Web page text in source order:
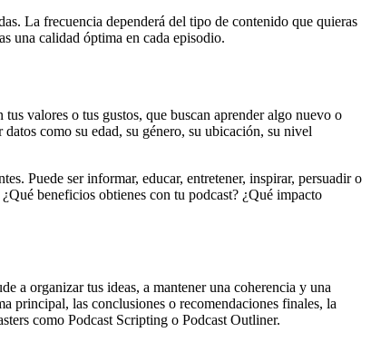
La frecuencia dependerá del tipo de contenido que quieras
una calidad óptima en cada episodio.
valores o tus gustos, que buscan aprender algo nuevo o
como su edad, su género, su ubicación, su nivel
Puede ser informar, educar, entretener, inspirar, persuadir o
beneficios obtienes con tu podcast? ¿Qué impacto
a organizar tus ideas, a mantener una coherencia y una
principal, las conclusiones o recomendaciones finales, la
como Podcast Scripting o Podcast Outliner.